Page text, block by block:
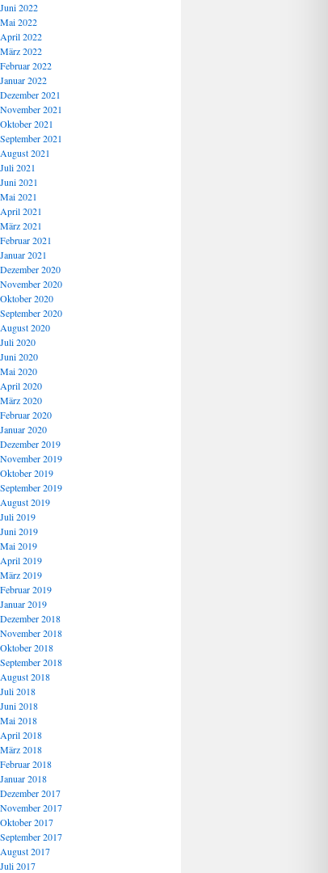
Juni 2022
Mai 2022
April 2022
März 2022
Februar 2022
Januar 2022
Dezember 2021
November 2021
Oktober 2021
September 2021
August 2021
Juli 2021
Juni 2021
Mai 2021
April 2021
März 2021
Februar 2021
Januar 2021
Dezember 2020
November 2020
Oktober 2020
September 2020
August 2020
Juli 2020
Juni 2020
Mai 2020
April 2020
März 2020
Februar 2020
Januar 2020
Dezember 2019
November 2019
Oktober 2019
September 2019
August 2019
Juli 2019
Juni 2019
Mai 2019
April 2019
März 2019
Februar 2019
Januar 2019
Dezember 2018
November 2018
Oktober 2018
September 2018
August 2018
Juli 2018
Juni 2018
Mai 2018
April 2018
März 2018
Februar 2018
Januar 2018
Dezember 2017
November 2017
Oktober 2017
September 2017
August 2017
Juli 2017